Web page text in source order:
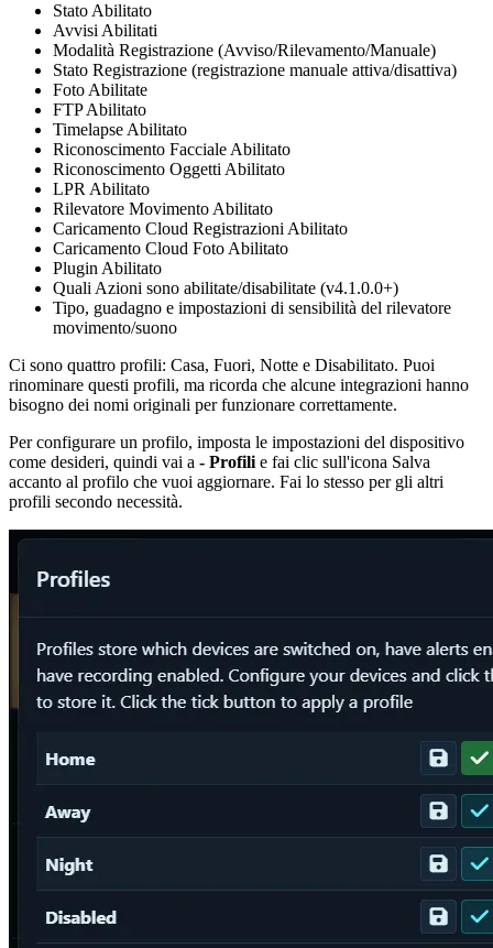
Stato Abilitato
Avvisi Abilitati
Modalità Registrazione (Avviso/Rilevamento/Manuale)
Stato Registrazione (registrazione manuale attiva/disattiva)
Foto Abilitate
FTP Abilitato
Timelapse Abilitato
Riconoscimento Facciale Abilitato
Riconoscimento Oggetti Abilitato
LPR Abilitato
Rilevatore Movimento Abilitato
Caricamento Cloud Registrazioni Abilitato
Caricamento Cloud Foto Abilitato
Plugin Abilitato
Quali Azioni sono abilitate/disabilitate (v4.1.0.0+)
Tipo, guadagno e impostazioni di sensibilità del rilevatore
movimento/suono
Ci sono quattro profili: Casa, Fuori, Notte e Disabilitato. Puoi
rinominare questi profili, ma ricorda che alcune integrazioni hanno
bisogno dei nomi originali per funzionare correttamente.
Per configurare un profilo, imposta le impostazioni del dispositivo
come desideri, quindi vai a - Profili e fai clic sull'icona Salva
accanto al profilo che vuoi aggiornare. Fai lo stesso per gli altri
profili secondo necessità.